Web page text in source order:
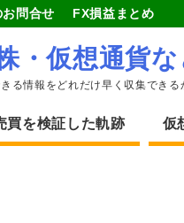
問合せ FX損益まとめ
・仮想通貨
る情報をどれだけ早く収集でき
買を検証した軌跡 仮